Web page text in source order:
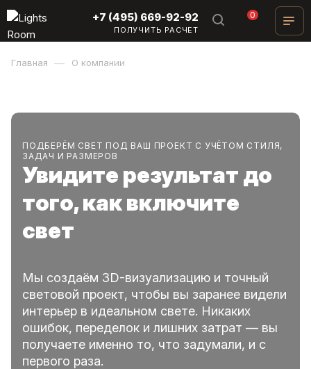
0
+7 (495) 669-92-92
ПОЛУЧИТЬ РАСЧЕТ
Главная — О компании
ПОДБЕРЁМ СВЕТ ПОД ВАШ ПРОЕКТ С УЧЁТОМ СТИЛЯ,
ЗАДАЧ И РАЗМЕРОВ
Увидите результат до
того, как включите
свет
Мы создаём 3D-визуализацию и точный
световой проект, чтобы вы заранее видели
интерьер в идеальном свете. Никаких
ошибок, переделок и лишних затрат — вы
получаете именно то, что задумали, и с
первого раза.